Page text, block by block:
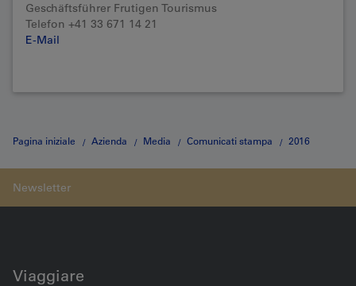
Geschäftsführer Frutigen Tourismus
Telefon +41 33 671 14 21
E-Mail
Pagina iniziale Azienda Media Comunicati stampa 2016
Viaggiare